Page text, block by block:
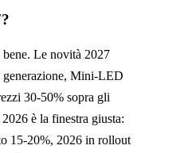
Le novità 2027
Mini-LED
30-50% sopra gli
è la finestra giusta:
15-20%, 2026 in rollout